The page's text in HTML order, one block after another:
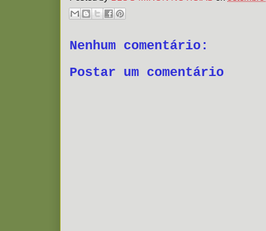
Nenhum comentário:
Postar um comentário